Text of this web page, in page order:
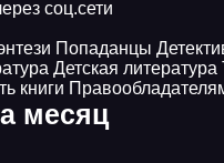
соц.сети
Попаданцы
Детская литература
книги
месяц